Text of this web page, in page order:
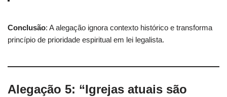
Conclusão: A alegação ignora contexto histórico e transforma
princípio de prioridade espiritual em lei legalista.
Alegação 5: “Igrejas atuais são